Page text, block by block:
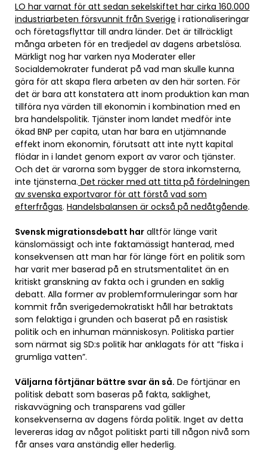
LO har varnat för att sedan sekelskiftet har cirka 160.000
industriarbeten försvunnit från Sverige i rationaliseringar
och företagsflyttar till andra länder. Det är tillräckligt
många arbeten för en tredjedel av dagens arbetslösa.
Märkligt nog har varken nya Moderater eller
Socialdemokrater funderat på vad man skulle kunna
göra för att skapa flera arbeten av den här sorten. För
det är bara att konstatera att inom produktion kan man
tillföra nya värden till ekonomin i kombination med en
bra handelspolitik. Tjänster inom landet medför inte
ökad BNP per capita, utan har bara en utjämnande
effekt inom ekonomin, förutsatt att inte nytt kapital
flödar in i landet genom export av varor och tjänster.
Och det är varorna som bygger de stora inkomsterna,
inte tjänsterna. Det räcker med att titta på fördelningen
av svenska exportvaror för att förstå vad som
efterfrågas. Handelsbalansen är också på nedåtgående.
Svensk migrationsdebatt har alltför länge varit
känslomässigt och inte faktamässigt hanterad, med
konsekvensen att man har för länge fört en politik som
har varit mer baserad på en strutsmentalitet än en
kritiskt granskning av fakta och i grunden en saklig
debatt. Alla former av problemformuleringar som har
kommit från sverigedemokratiskt håll har betraktats
som felaktiga i grunden och baserat på en rasistisk
politik och en inhuman människosyn. Politiska partier
som närmat sig SD:s politik har anklagats för att ”fiska i
grumliga vatten”.
Väljarna förtjänar bättre svar än så. De förtjänar en
politisk debatt som baseras på fakta, saklighet,
riskavvägning och transparens vad gäller
konsekvenserna av dagens förda politik. Inget av detta
levereras idag av något politiskt parti till någon nivå som
får anses vara anständig eller hederlig.